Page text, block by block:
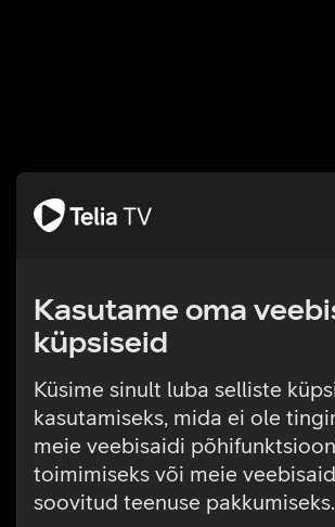
Kasutame oma
küpsiseid
Küsime sinult luba selliste
kasutamiseks, mida ei ole
meie veebisaidi
toimimiseks või meie
soovitud teenuse pakkumiseks.
Tehniline